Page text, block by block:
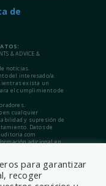
de
& ADVICE &
noticias.
del interesado/a.
exista un
el cumplimiento de
en cualquier
y supresión de
Datos de
adicional en
para garantizar
recoger